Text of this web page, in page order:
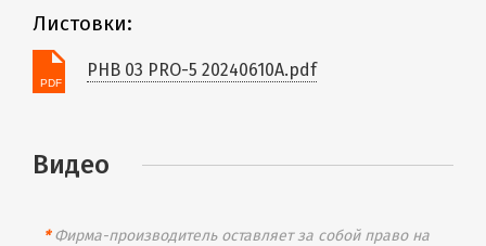
Листовки:
PHB 03 PRO-5 20240610A.pdf
Видео
*Фирма-производитель оставляет за собой право на